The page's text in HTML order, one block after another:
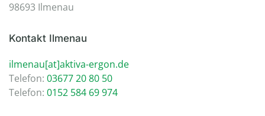
98693 Ilmenau
Kontakt Ilmenau
ilmenau[at]aktiva-ergon.de
Telefon: 03677 20 80 50
Telefon: 0152 584 69 974